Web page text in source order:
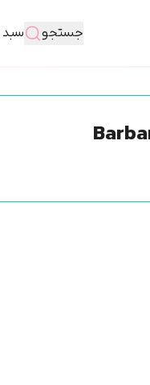
جستجو